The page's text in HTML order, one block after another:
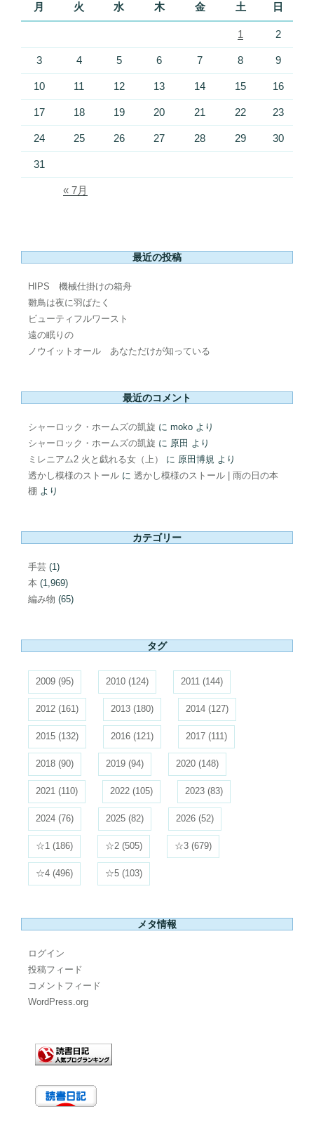
月
火 水 木 金 土 日
1 2
3 4 5 6 7 8 9
10 11 12 13 14 15 16
17 18 19 20 21 22 23
24 25 26 27 28 29 30
31
« 7月
最近の投稿
HIPS 機械仕掛けの箱舟
雛鳥は夜に羽ばたく
ビューティフルワースト
遠の眠りの
ノウイットオール あなただけが知っている
最近のコメント
シャーロック・ホームズの凱旋 に moko より
シャーロック・ホームズの凱旋 に 原田 より
ミレニアム2 火と戯れる女（上）
に 原田博規 より
透かし模様のストール に 透かし模様のストール | 雨の日の本
棚 より
カテゴリー
手芸 (1)
本 (1,969)
編み物 (65)
タグ
2009 (95) 2010 (124) 2011 (144)
2012 (161) 2013 (180) 2014 (127)
2015 (132) 2016 (121) 2017 (111)
2018 (90) 2019 (94) 2020 (148)
2021 (110) 2022 (105) 2023 (83)
2024 (76) 2025 (82) 2026 (52)
☆1 (186) ☆2 (505) ☆3 (679)
☆4 (496) ☆5 (103)
メタ情報
ログイン
投稿フィード
コメントフィード
WordPress.org